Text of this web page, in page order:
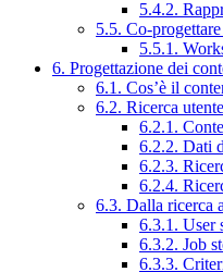
5.4.2.
5.5. Co-
5.5.1.
6. Progettazione dei
6.1. Cos’è il
6.2. Ricerca
6.2.1.
6.2.2. Dati
6.2.3.
6.2.4.
6.3. Dalla ricerca
6.3.1. User
6.3.2. Job
6.3.3.